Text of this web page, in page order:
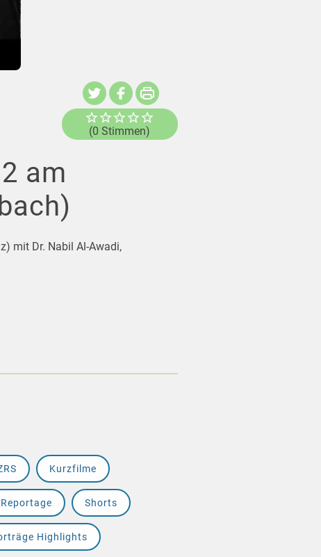
(0 Stimmen)
am
mit Dr. Nabil Al-Awadi,
Kurzfilme
Reportage Shorts
Highlights